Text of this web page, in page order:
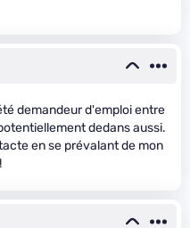
demandeur d'emploi entre
dedans aussi.
en se prévalant de mon